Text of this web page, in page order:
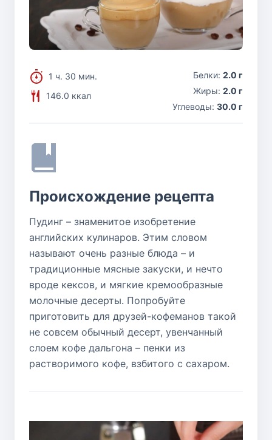
1 ч. 30 мин.
146.0 ккал
Белки: 2.0 г
Жиры: 2.0 г
Углеводы: 30.0 г
Происхождение рецепта
Пудинг – знаменитое изобретение
английских кулинаров. Этим словом
называют очень разные блюда – и
традиционные мясные закуски, и нечто
вроде кексов, и мягкие кремообразные
молочные десерты. Попробуйте
приготовить для друзей-кофеманов такой
не совсем обычный десерт, увенчанный
слоем кофе дальгона – пенки из
растворимого кофе, взбитого с сахаром.